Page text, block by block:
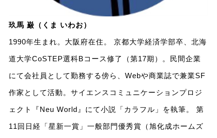
玖馬 巌（くま いわお）
1990年生まれ。大阪府在住。 京都大学経済学部卒、北海
道大学CoSTEP選科Bコース修了（第17期）。民間企業
にて会社員として勤務する傍ら、Webや商業誌で兼業SF
作家として活動。サイエンスコミュニケーションプロジ
ェクト『Neu World』にて小説「カラフル」を執筆。 第
11回日経「星新一賞」一般部門優秀賞（旭化成ホームズ